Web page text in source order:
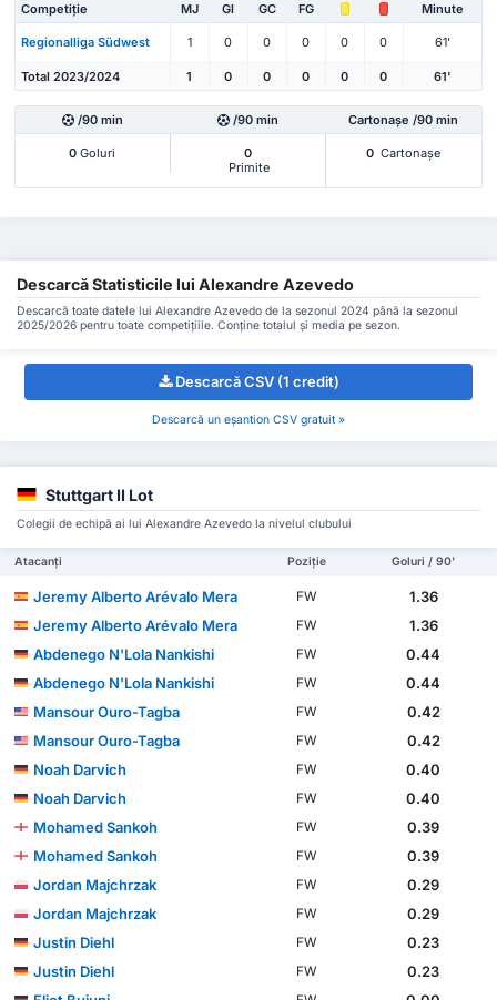
Competiție MJ Gl GC FG Minute
Regionalliga Südwest 1 0 0 0 0 0 61'
Total 2023/2024 1 0 0 0 0 0 61'
/90 min /90 min Cartonașe /90 min
0 Goluri
0
Primite
0 Cartonașe
Descarcă Statisticile lui Alexandre Azevedo
Descarcă toate datele lui Alexandre Azevedo de la sezonul 2024 până la sezonul
2025/2026 pentru toate competițiile. Conține totalul și media pe sezon.
Descarcă CSV (1 credit)
Descarcă un eșantion CSV gratuit »
Stuttgart II Lot
Colegii de echipă ai lui Alexandre Azevedo la nivelul clubului
Atacanți Poziție Goluri / 90'
Jeremy Alberto Arévalo Mera FW
1.36
Jeremy Alberto Arévalo Mera
FW
1.36
Abdenego N'Lola Nankishi
FW
0.44
Abdenego N'Lola Nankishi
FW
0.44
Mansour Ouro-Tagba
FW
0.42
Mansour Ouro-Tagba
FW
0.42
Noah Darvich
FW
0.40
Noah Darvich
FW
0.40
Mohamed Sankoh
FW
0.39
Mohamed Sankoh
FW
0.39
Jordan Majchrzak
FW
0.29
Jordan Majchrzak
FW
0.29
Justin Diehl
FW
0.23
Justin Diehl
FW
0.23